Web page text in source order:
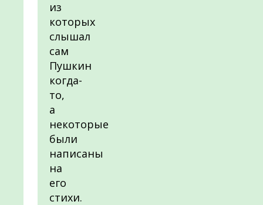
из
которых
слышал
сам
Пушкин
когда-
то,
а
некоторые
были
написаны
на
его
стихи.